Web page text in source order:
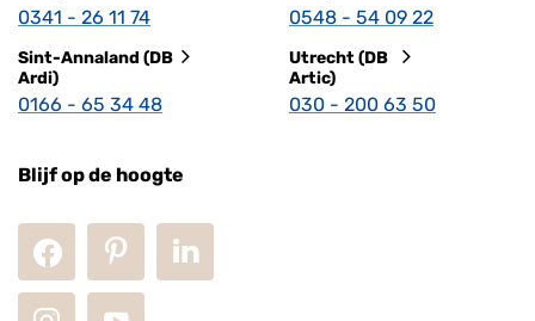
0341 - 26 11 74 0548 - 54 09 22
Sint-Annaland (DB
Ardi)
0166 - 65 34 48
Utrecht (DB
Artic)
030 - 200 63 50
Blijf op de hoogte